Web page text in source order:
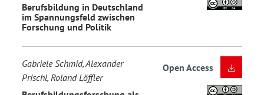
Berufsbildung in Deutschland
im Spannungsfeld zwischen
Forschung und Politik
Gabriele Schmid, Alexander
Prischl, Roland Löffler
Open Access